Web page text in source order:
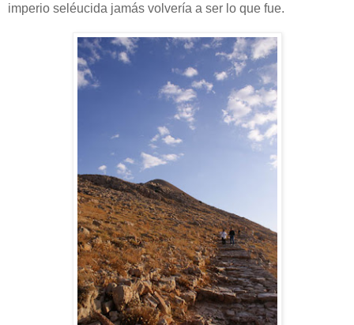
imperio seléucida jamás volvería a ser lo que fue.